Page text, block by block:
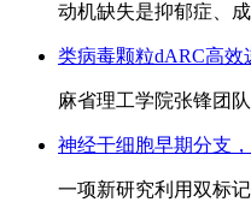
动机缺失是抑郁症、
类病毒颗粒dARC高效
麻省理工学院张锋团
神经干细胞早期分支
一项新研究利用双标